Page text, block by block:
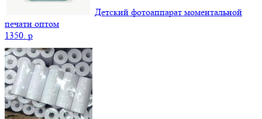
Детский фотоаппарат моментальной
печати оптом
1350. p